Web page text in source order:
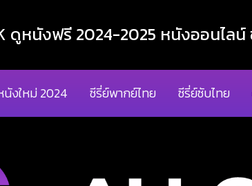
ดูหนังฟรี 2024-2025 หนังออนไล
งใหม่ 2024 ซีรี่ย์พากย์ไทย ซีรี่ย์ซับไทย